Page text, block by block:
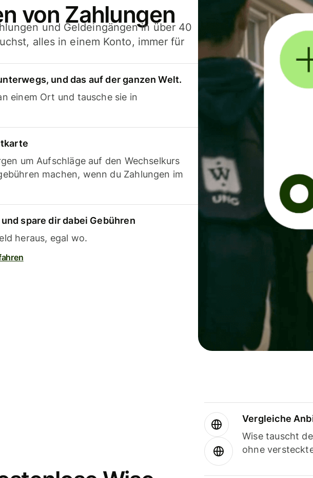
von Zahlungen
und Geldeingängen in über 40
alles in einem Konto, immer für
und das auf der ganzen Welt.
einem Ort und tausche sie in
um Aufschläge auf den Wechselkurs
machen, wenn du Zahlungen im
spare dir dabei Gebühren
heraus, egal wo.
Vergleiche
Wise tauscht
ohne